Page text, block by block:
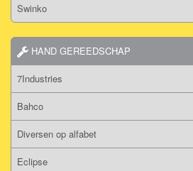
Swinko
HAND GEREEDSCHAP
7Industries
Bahco
Diversen op alfabet
Eclipse